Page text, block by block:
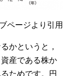
ページより引用
かというと，
産である株か
ためです。円